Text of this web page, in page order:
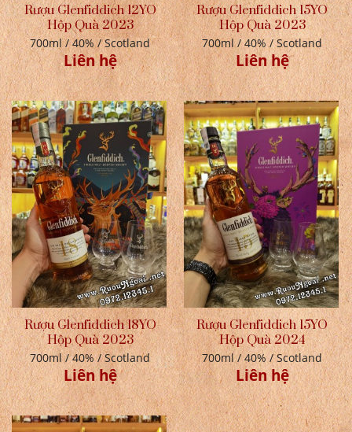
Rượu Glenfiddich 12YO
Hộp Quà 2023
700ml / 40% / Scotland
Liên hệ
Rượu Glenfiddich 15YO
Hộp Quà 2023
700ml / 40% / Scotland
Liên hệ
Rượu Glenfiddich 18YO
Hộp Quà 2023
700ml / 40% / Scotland
Liên hệ
Rượu Glenfiddich 15YO
Hộp Quà 2024
700ml / 40% / Scotland
Liên hệ